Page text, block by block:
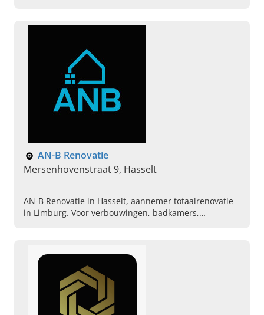
Elektriciteitswerken buiten, Elektrische schema
AN-B Renovatie
Mersenhovenstraat 9, Hasselt
AN-B Renovatie in Hasselt, aannemer totaalrenovatie
in Limburg. Voor verbouwingen, badkamers,